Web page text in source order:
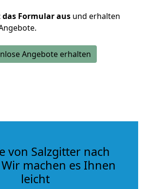
das Formular aus und erhalten
Angebote erhalten
von Salzgitter nach
machen es Ihnen
leicht